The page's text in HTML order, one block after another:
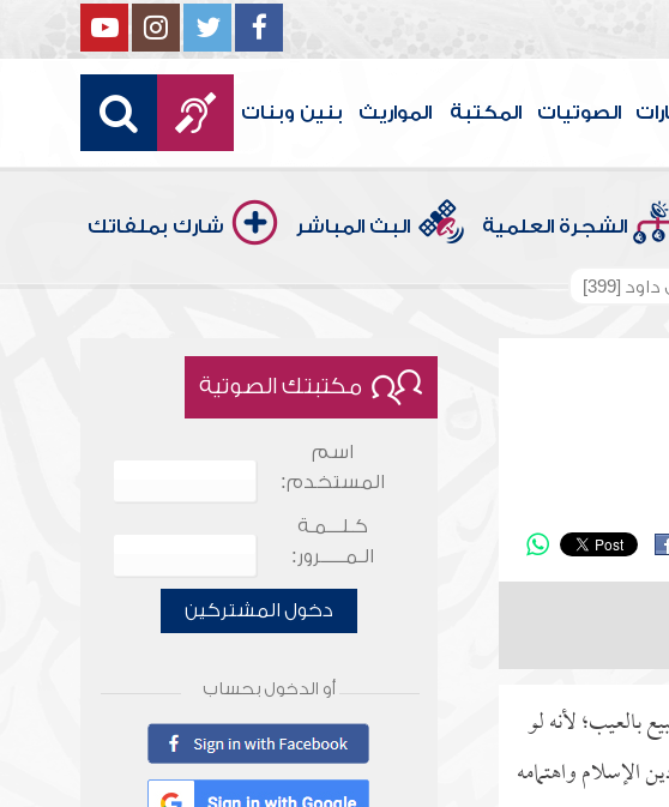
الصوتيات المكتبة المواريث بنين وبنات
الشجرة العلمية البث المباشر شارك بملفاتك
[399]
بالعيب؛ لأنه لو
واهتمامه
مكتبتك الصوتية
اسم
المستخدم:
كـلـــمـة
الـمـــــرور:
دخول المشتركين
أو الدخول بحساب